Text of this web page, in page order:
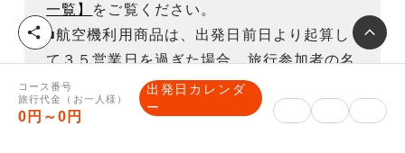
一覧】 をご覧ください。
■航空機利用商品は、出発日前日より起算し
て３５営業日を過ぎた場合、旅行参加者の名
前・年齢・性別の変更はできません。
※ダイヤ変更により、行程が変更になる場合
コース番号
旅行代金（お一人様）
0円～0円
出発日カレンダ
ー
シ
ェ
ア